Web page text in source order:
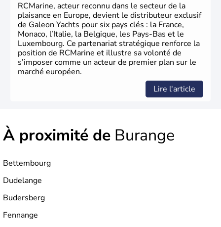
RCMarine, acteur reconnu dans le secteur de la
plaisance en Europe, devient le distributeur exclusif
de Galeon Yachts pour six pays clés : la France,
Monaco, l’Italie, la Belgique, les Pays-Bas et le
Luxembourg. Ce partenariat stratégique renforce la
position de RCMarine et illustre sa volonté de
s’imposer comme un acteur de premier plan sur le
marché européen.
Lire l'article
À proximité de Burange
Bettembourg
Dudelange
Budersberg
Fennange